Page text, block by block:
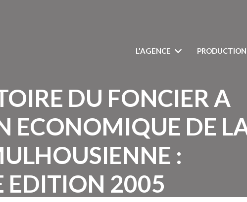
L'AGENCE
DU FONCIER A
ECONOMIQUE DE
:
EDITION 2005